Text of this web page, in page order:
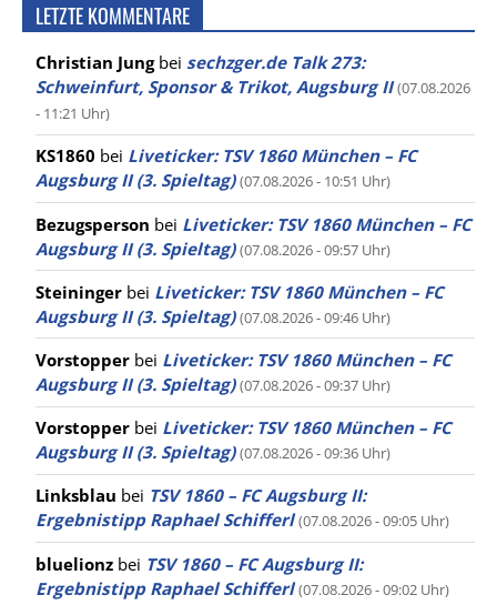
LETZTE KOMMENTARE
Christian Jungbei sechzger.de Talk 273:
Schweinfurt, Sponsor & Trikot, Augsburg II (07.08.2026
- 11:21 Uhr)
KS1860 bei Liveticker: TSV 1860 München – FC
Augsburg II (3. Spieltag) (07.08.2026 - 10:51 Uhr)
Bezugsperson bei Liveticker: TSV 1860 München – FC
Augsburg II (3. Spieltag) (07.08.2026 - 09:57 Uhr)
Steininger bei Liveticker: TSV 1860 München – FC
Augsburg II (3. Spieltag) (07.08.2026 - 09:46 Uhr)
Vorstopper bei Liveticker: TSV 1860 München – FC
Augsburg II (3. Spieltag) (07.08.2026 - 09:37 Uhr)
Vorstopper bei Liveticker: TSV 1860 München – FC
Augsburg II (3. Spieltag) (07.08.2026 - 09:36 Uhr)
Linksblau bei TSV 1860 – FC Augsburg II:
Ergebnistipp Raphael Schifferl (07.08.2026 - 09:05 Uhr)
bluelionz bei TSV 1860 – FC Augsburg II:
Ergebnistipp Raphael Schifferl (07.08.2026 - 09:02 Uhr)